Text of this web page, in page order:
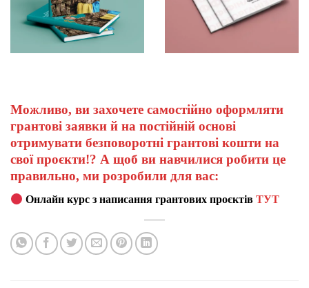
Можливо, ви захочете самостійно оформляти
грантові заявки й на постійній основі
отримувати безповоротні грантові кошти на
свої проєкти!? А щоб ви навчилися робити це
правильно, ми розробили для вас:
Онлайн курс з написання грантових проєктівТУТ